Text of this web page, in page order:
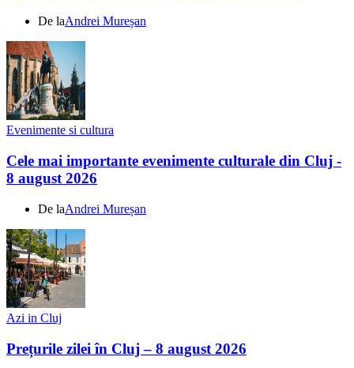
De laAndrei Mureșan
Evenimente si cultura
Cele mai importante evenimente culturale din Cluj -
8 august 2026
De laAndrei Mureșan
Azi in Cluj
Prețurile zilei în Cluj – 8 august 2026